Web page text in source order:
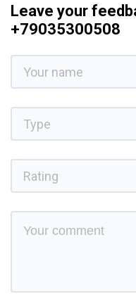
Leave your
+79035300508